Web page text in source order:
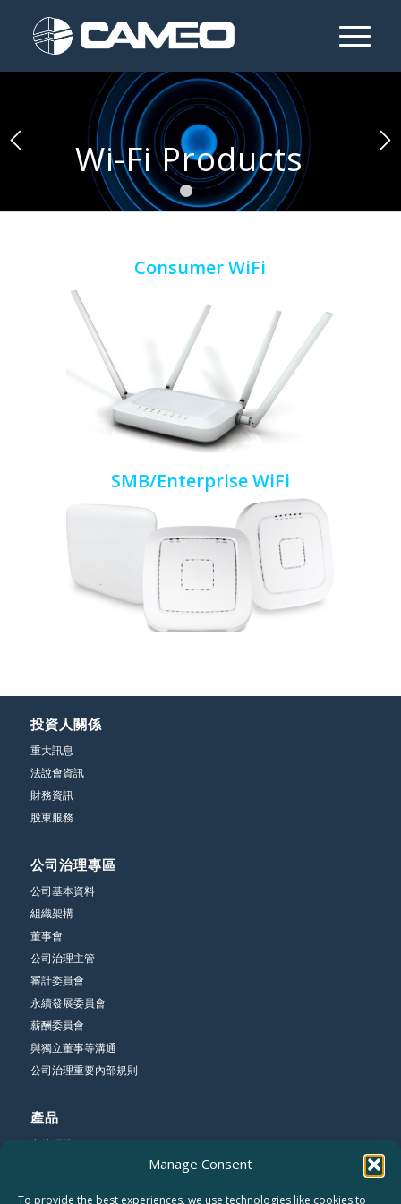
Manage Consent
To provide the best experiences, we use technologies like cookies to
1 2
Wi-Fi Products
Consumer WiFi
SMB/Enterprise WiFi
投資人關係
重大訊息
法說會資訊
財務資訊
股東服務
公司治理專區
公司基本資料
組織架構
董事會
公司治理主管
審計委員會
永續發展委員會
薪酬委員會
與獨立董事等溝通
公司治理重要內部規則
產品
有線網路